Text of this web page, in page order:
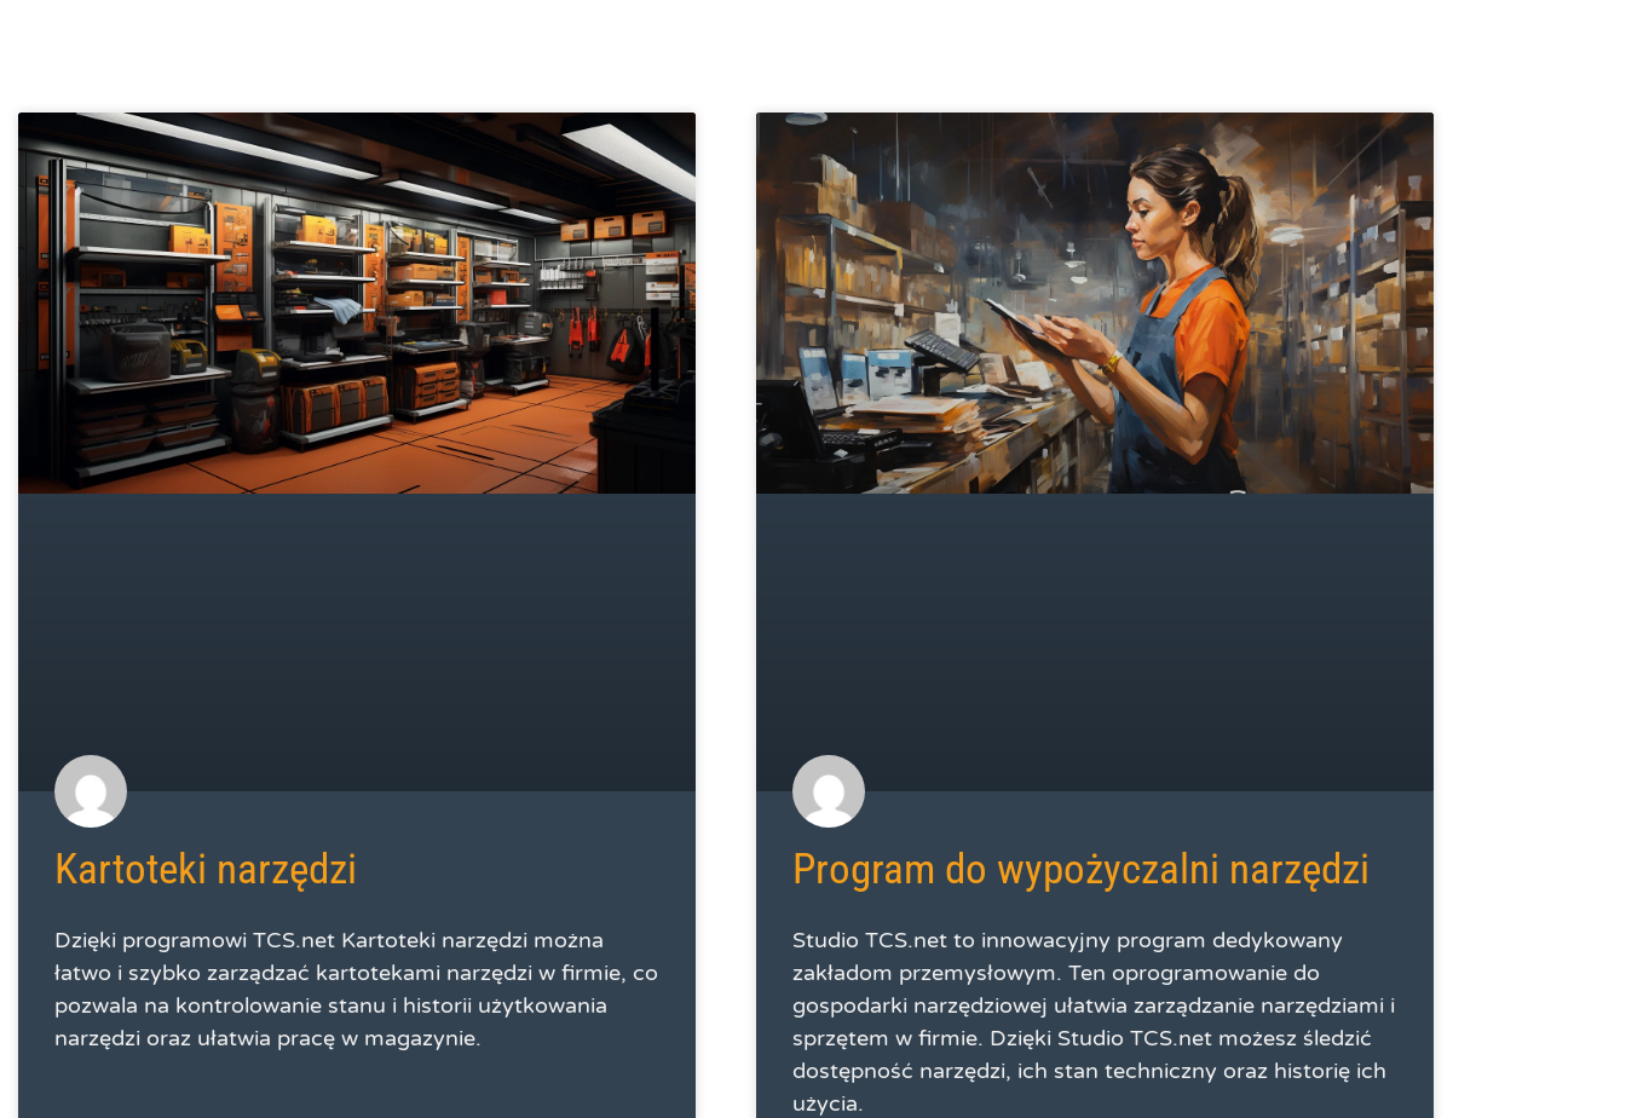
Kartoteki narzędzi
Dzięki programowi TCS.net Kartoteki narzędzi można
łatwo i szybko zarządzać kartotekami narzędzi w firmie, co
pozwala na kontrolowanie stanu i historii użytkowania
narzędzi oraz ułatwia pracę w magazynie.
Program do wypożyczalni narzędzi
Studio TCS.net to innowacyjny program dedykowany
zakładom przemysłowym. Ten oprogramowanie do
gospodarki narzędziowej ułatwia zarządzanie narzędziami i
sprzętem w firmie. Dzięki Studio TCS.net możesz śledzić
dostępność narzędzi, ich stan techniczny oraz historię ich
użycia.